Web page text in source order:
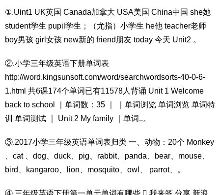
①.Uint1 UK英国 Canada加拿大 USA美国 China中国 she她
student学生 pupil学生；（尤指）小学生 he他 teacher老师
boy男孩 girl女孩 new新的 friend朋友 today 今天 Unit2 。
②.小学三年级英语下册单词表
http://word.kingsunsoft.com/word/searchwordsorts-40-0-6-
1.html 共6课174个单词已有11578人背诵 Unit 1 Welcome
back to school ｜单词数：35 ｜ ｜单词浏览 单词浏览 单词特
训 单词测试 ｜ Unit 2 My family ｜单词..。
③.2017小学三年级英语单词表归类 一、动物：20个 Monkey
、cat 、dog、duck、pig、rabbit、panda、bear、mouse、
bird、kangaroo、lion、mosquito、owl、 parrot、。
④.三年级英语下册第一单元单词有哪些  我来答 分享 新浪